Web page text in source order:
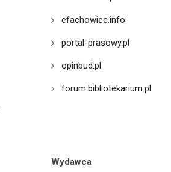
efachowiec.info
portal-prasowy.pl
opinbud.pl
forum.bibliotekarium.pl
Wydawca